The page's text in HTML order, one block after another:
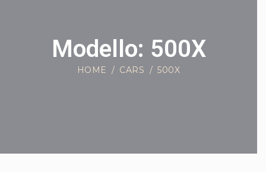
Modello: 500X
HOME CARS 500X